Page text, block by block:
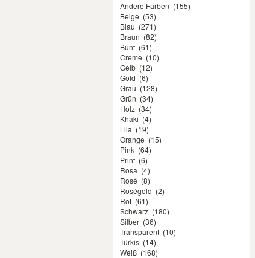
Andere Farben (155)
Beige (53)
Blau (271)
Braun (82)
Bunt (61)
Creme (10)
Gelb (12)
Gold (6)
Grau (128)
Grün (34)
Holz (34)
Khaki (4)
Lila (19)
Orange (15)
Pink (64)
Print (6)
Rosa (4)
Rosé (8)
Roségold (2)
Rot (61)
Schwarz (180)
Silber (36)
Transparent (10)
Türkis (14)
Weiß (168)